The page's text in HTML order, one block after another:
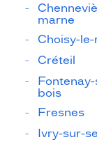
marne
Choisy-le-
Créteil
bois
Fresnes
Ivry-sur-